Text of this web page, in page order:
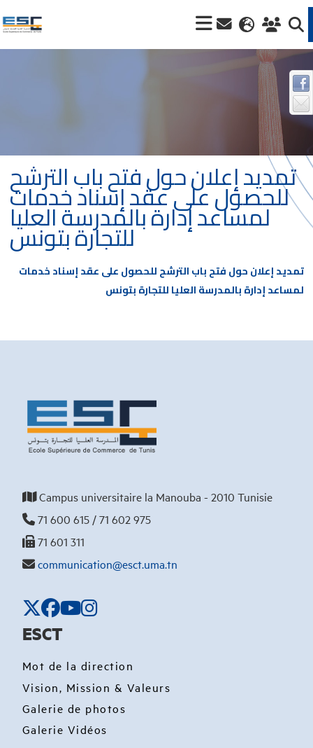
تمديد إعلان حول فتح باب الترشح
للحصول على عقد إسناد خدمات
لمساعد إدارة بالمدرسة العليا
للتجارة بتونس
تمديد إعلان حول فتح باب الترشح للحصول على عقد إسناد خدمات
لمساعد إدارة بالمدرسة العليا للتجارة بتونس
Campus universitaire la Manouba - 2010 Tunisie
71 600 615 / 71 602 975
71 601 311
communication@esct.uma.tn
ESCT
Mot de la direction
Vision, Mission & Valeurs
Galerie de photos
Galerie Vidéos